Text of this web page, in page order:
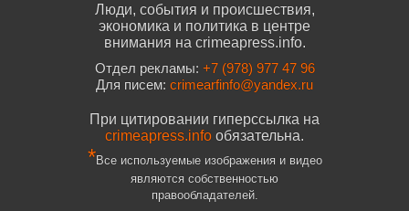
Люди, события и происшествия,
экономика и политика в центре
внимания на crimeapress.info.
Отдел рекламы: +7 (978) 977 47 96
Для писем: crimearfinfo@yandex.ru
При цитировании гиперссылка на
crimeapress.info обязательна.
*Все используемые изображения и видео
являются собственностью
правообладателей.